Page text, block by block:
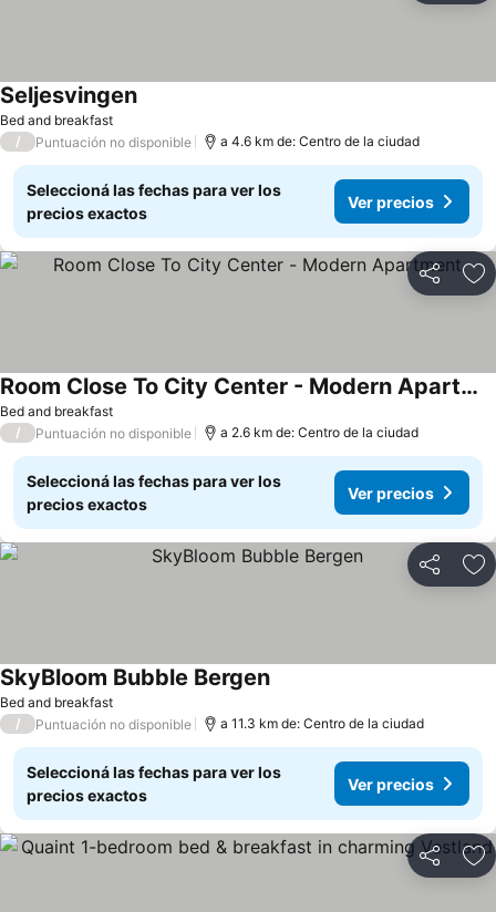
Bed and breakfast
Seljesvingen
/ Puntuación no disponible a 4.6 km de: Centro de la ciudad
Seleccioná las fechas para ver los
precios exactos
Ver precios
Compartir
Bed and breakfast
Room Close To City Center - Modern Apartment
/ Puntuación no disponible a 2.6 km de: Centro de la ciudad
Seleccioná las fechas para ver los
precios exactos
Ver precios
Compartir
Bed and breakfast
SkyBloom Bubble Bergen
/ Puntuación no disponible a 11.3 km de: Centro de la ciudad
Seleccioná las fechas para ver los
precios exactos
Ver precios
Compartir